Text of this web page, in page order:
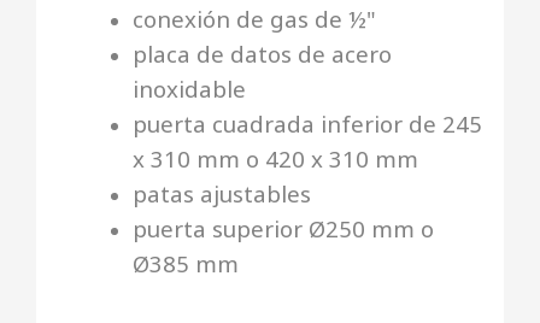
conexión de gas de ½"
placa de datos de acero
inoxidable
puerta cuadrada inferior de 245
x 310 mm o 420 x 310 mm
patas ajustables
puerta superior Ø250 mm o
Ø385 mm